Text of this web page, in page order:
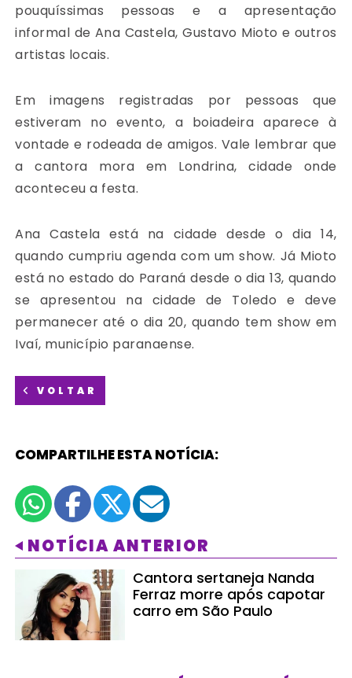
pouquíssimas pessoas e a apresentação
informal de Ana Castela, Gustavo Mioto e outros
artistas locais.
Em imagens registradas por pessoas que
estiveram no evento, a boiadeira aparece à
vontade e rodeada de amigos. Vale lembrar que
a cantora mora em Londrina, cidade onde
aconteceu a festa.
Ana Castela está na cidade desde o dia 14,
quando cumpriu agenda com um show. Já Mioto
está no estado do Paraná desde o dia 13, quando
se apresentou na cidade de Toledo e deve
permanecer até o dia 20, quando tem show em
Ivaí, município paranaense.
VOLTAR
COMPARTILHE ESTA NOTÍCIA:
NOTÍCIA ANTERIOR
Cantora sertaneja Nanda
Ferraz morre após capotar
carro em São Paulo